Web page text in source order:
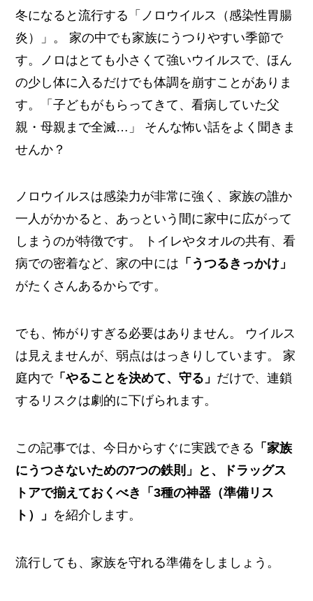
冬になると流行する「ノロウイルス（感染性胃腸
炎）」。 家の中でも家族にうつりやすい季節で
す。ノロはとても小さくて強いウイルスで、ほん
の少し体に入るだけでも体調を崩すことがありま
す。「子どもがもらってきて、看病していた父
親・母親まで全滅…」 そんな怖い話をよく聞きま
せんか？
ノロウイルスは感染力が非常に強く、家族の誰か
一人がかかると、あっという間に家中に広がって
しまうのが特徴です。 トイレやタオルの共有、看
病での密着など、家の中には 「うつるきっかけ」
がたくさんあるからです。
でも、怖がりすぎる必要はありません。 ウイルス
は見えませんが、弱点ははっきりしています。 家
庭内で「やることを決めて、守る」 だけで、連鎖
するリスクは劇的に下げられます。
この記事では、今日からすぐに実践できる 「家族
にうつさないための7つの鉄則」と、ドラッグス
トアで揃えておくべき「3種の神器（準備リス
ト）」 を紹介します。
流行しても、家族を守れる準備をしましょう。